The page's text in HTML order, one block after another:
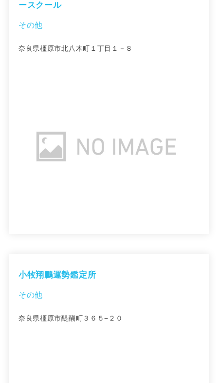
ースクール
その他
奈良県橿原市北八木町１丁目１－８
小牧翔鵬運勢鑑定所
その他
奈良県橿原市醍醐町３６５−２０